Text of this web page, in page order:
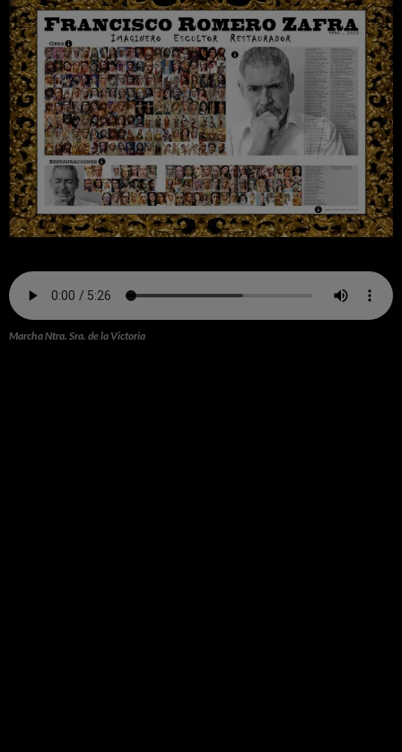
Marcha Ntra. Sra. de la Victoria